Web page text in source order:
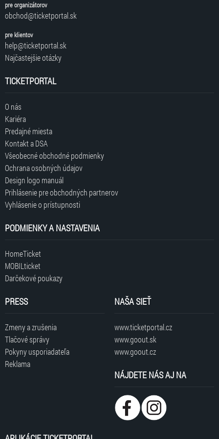
pre organizátorov
obchod@ticketportal.sk
pre klientov
help@ticketportal.sk
Najčastejšie otázky
TICKETPORTAL
O nás
Kariéra
Predajné miesta
Kontakt a DSA
Všeobecné obchodné podmienky
Ochrana osobných údajov
Design logo manuál
Prihlásenie pre obchodných partnerov
Vyhlásenie o prístupnosti
PODMIENKY A NASTAVENIA
HomeTicket
MOBILticket
Darčekové poukazy
PRESS
Zmeny a zrušenia
Tlačové správy
Pokyny usporiadateľa
Reklama
NAŠA SIEŤ
www.ticketportal.cz
www.goout.sk
www.goout.cz
NÁJDETE NÁS AJ NA